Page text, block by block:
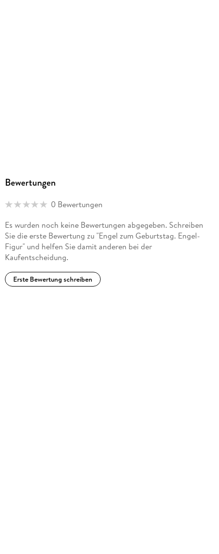
Bewertungen
0 Bewertungen
Es wurden noch keine Bewertungen abgegeben. Schreiben
Sie die erste Bewertung zu "Engel zum Geburtstag. Engel-
Figur" und helfen Sie damit anderen bei der
Kaufentscheidung.
Erste Bewertung schreiben